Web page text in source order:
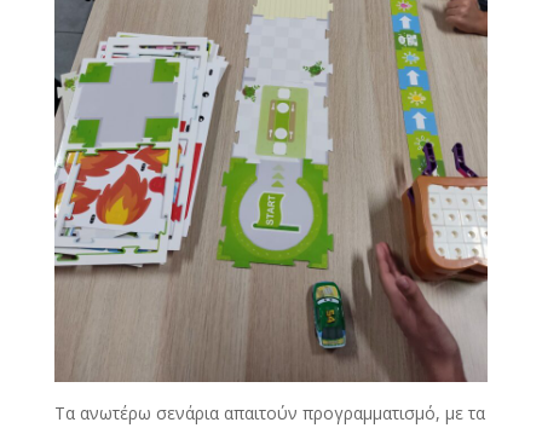
Τα ανωτέρω σενάρια απαιτούν προγραμματισμό, με τα